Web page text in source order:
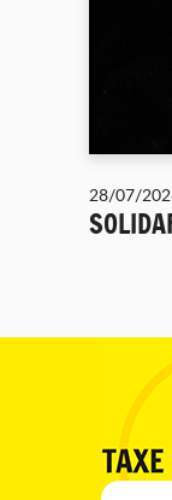
28/07/